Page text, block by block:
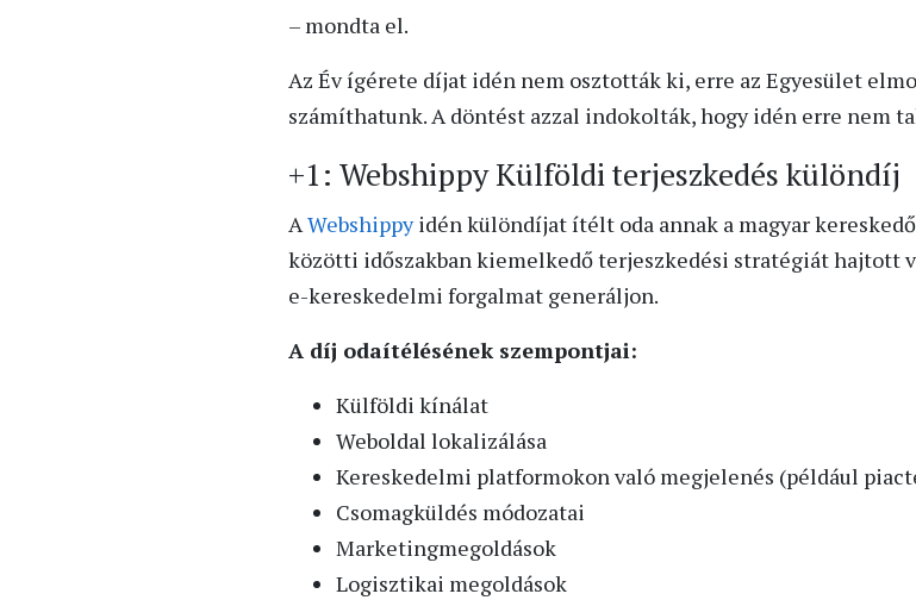
– mondta el.
Az Év ígérete díjat idén nem osztották ki, erre az Egyesület
számíthatunk. A döntést azzal indokolták, hogy idén erre nem
+1: Webshippy Külföldi terjeszkedés különdíj
AWebshippyidén különdíjat ítélt oda annak a magyar
közötti időszakban kiemelkedő terjeszkedési stratégiát hajtott
e-kereskedelmi forgalmat generáljon.
A díj odaítélésének szempontjai:
Külföldi kínálat
Weboldal lokalizálása
Kereskedelmi platformokon való megjelenés (például
Csomagküldés módozatai
Marketingmegoldások
Logisztikai megoldások